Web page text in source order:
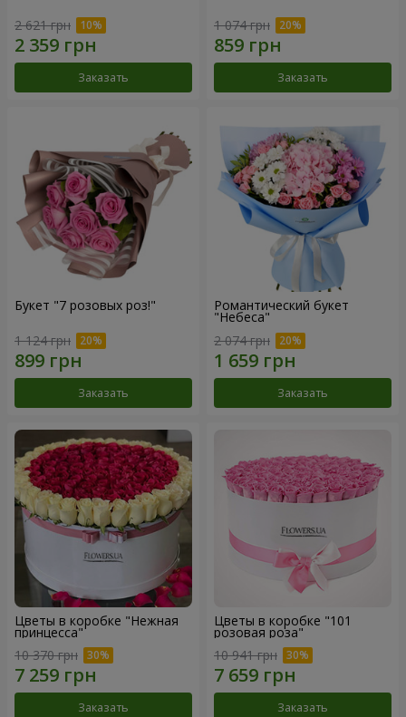
2 621 грн
Заказать
1 074 грн
Заказать
Букет "7 розовых роз!"
1 124 грн
Заказать
Романтический букет
"Небеса"
2 074 грн
Заказать
Цветы в коробке "Нежная
принцесса"
10 370 грн
Заказать
Цветы в коробке "101
розовая роза"
10 941 грн
Заказать